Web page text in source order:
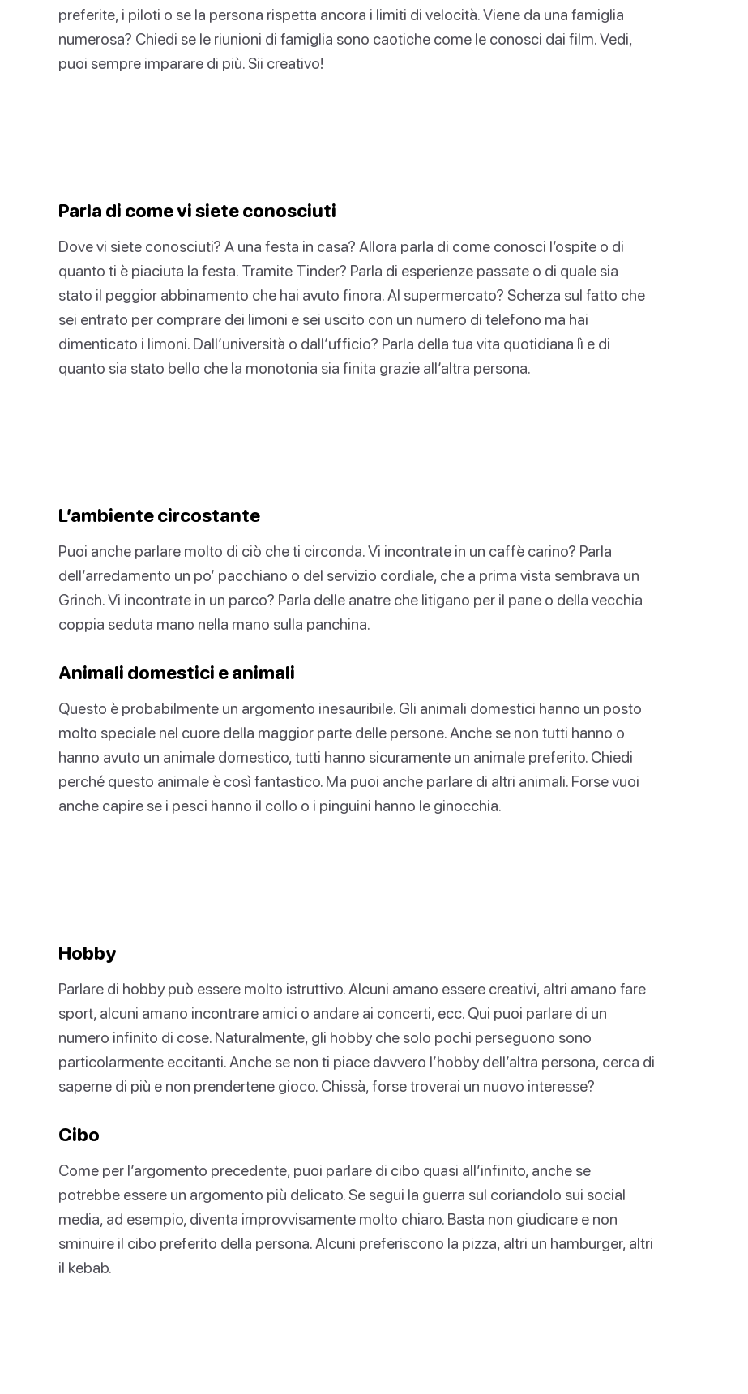
preferite, i piloti o se la persona rispetta ancora i limiti di velocità. Viene da una famiglia
numerosa? Chiedi se le riunioni di famiglia sono caotiche come le conosci dai film. Vedi,
puoi sempre imparare di più. Sii creativo!
Parla di come vi siete conosciuti
Dove vi siete conosciuti? A una festa in casa? Allora parla di come conosci l’ospite o di
quanto ti è piaciuta la festa. Tramite Tinder? Parla di esperienze passate o di quale sia
stato il peggior abbinamento che hai avuto finora. Al supermercato? Scherza sul fatto che
sei entrato per comprare dei limoni e sei uscito con un numero di telefono ma hai
dimenticato i limoni. Dall’università o dall’ufficio? Parla della tua vita quotidiana lì e di
quanto sia stato bello che la monotonia sia finita grazie all’altra persona.
L’ambiente circostante
Puoi anche parlare molto di ciò che ti circonda. Vi incontrate in un caffè carino? Parla
dell’arredamento un po’ pacchiano o del servizio cordiale, che a prima vista sembrava un
Grinch. Vi incontrate in un parco? Parla delle anatre che litigano per il pane o della vecchia
coppia seduta mano nella mano sulla panchina.
Animali domestici e animali
Questo è probabilmente un argomento inesauribile. Gli animali domestici hanno un posto
molto speciale nel cuore della maggior parte delle persone. Anche se non tutti hanno o
hanno avuto un animale domestico, tutti hanno sicuramente un animale preferito. Chiedi
perché questo animale è così fantastico. Ma puoi anche parlare di altri animali. Forse vuoi
anche capire se i pesci hanno il collo o i pinguini hanno le ginocchia.
Hobby
Parlare di hobby può essere molto istruttivo. Alcuni amano essere creativi, altri amano fare
sport, alcuni amano incontrare amici o andare ai concerti, ecc. Qui puoi parlare di un
numero infinito di cose. Naturalmente, gli hobby che solo pochi perseguono sono
particolarmente eccitanti. Anche se non ti piace davvero l’hobby dell’altra persona, cerca di
saperne di più e non prendertene gioco. Chissà, forse troverai un nuovo interesse?
Cibo
Come per l’argomento precedente, puoi parlare di cibo quasi all’infinito, anche se
potrebbe essere un argomento più delicato. Se segui la guerra sul coriandolo sui social
media, ad esempio, diventa improvvisamente molto chiaro. Basta non giudicare e non
sminuire il cibo preferito della persona. Alcuni preferiscono la pizza, altri un hamburger, altri
il kebab.